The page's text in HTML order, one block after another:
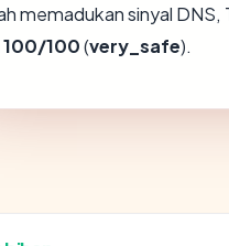
memadukan sinyal
100/100(very_safe).